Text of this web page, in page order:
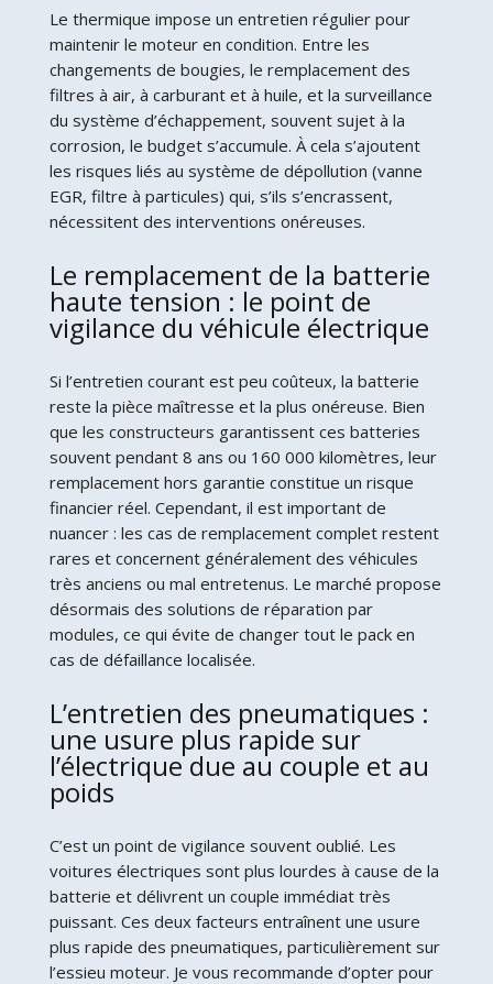
Le thermique impose un entretien régulier pour
maintenir le moteur en condition. Entre les
changements de bougies, le remplacement des
filtres à air, à carburant et à huile, et la surveillance
du système d’échappement, souvent sujet à la
corrosion, le budget s’accumule. À cela s’ajoutent
les risques liés au système de dépollution (vanne
EGR, filtre à particules) qui, s’ils s’encrassent,
nécessitent des interventions onéreuses.
Le remplacement de la batterie
haute tension : le point de
vigilance du véhicule électrique
Si l’entretien courant est peu coûteux, la batterie
reste la pièce maîtresse et la plus onéreuse. Bien
que les constructeurs garantissent ces batteries
souvent pendant 8 ans ou 160 000 kilomètres, leur
remplacement hors garantie constitue un risque
financier réel. Cependant, il est important de
nuancer : les cas de remplacement complet restent
rares et concernent généralement des véhicules
très anciens ou mal entretenus. Le marché propose
désormais des solutions de réparation par
modules, ce qui évite de changer tout le pack en
cas de défaillance localisée.
L’entretien des pneumatiques :
une usure plus rapide sur
l’électrique due au couple et au
poids
C’est un point de vigilance souvent oublié. Les
voitures électriques sont plus lourdes à cause de la
batterie et délivrent un couple immédiat très
puissant. Ces deux facteurs entraînent une usure
plus rapide des pneumatiques, particulièrement sur
l’essieu moteur. Je vous recommande d’opter pour